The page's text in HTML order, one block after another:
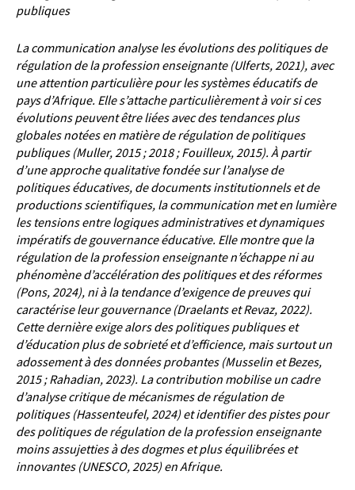
publiques
La communication analyse les évolutions des politiques de
régulation de la profession enseignante (Ulferts, 2021), avec
une attention particulière pour les systèmes éducatifs de
pays d’Afrique. Elle s’attache particulièrement à voir si ces
évolutions peuvent être liées avec des tendances plus
globales notées en matière de régulation de politiques
publiques (Muller, 2015 ; 2018 ; Fouilleux, 2015). À partir
d’une approche qualitative fondée sur l’analyse de
politiques éducatives, de documents institutionnels et de
productions scientifiques, la communication met en lumière
les tensions entre logiques administratives et dynamiques
impératifs de gouvernance éducative. Elle montre que la
régulation de la profession enseignante n’échappe ni au
phénomène d’accélération des politiques et des réformes
(Pons, 2024), ni à la tendance d’exigence de preuves qui
caractérise leur gouvernance (Draelants et Revaz, 2022).
Cette dernière exige alors des politiques publiques et
d’éducation plus de sobrieté et d’efficience, mais surtout un
adossement à des données probantes (Musselin et Bezes,
2015 ; Rahadian, 2023). La contribution mobilise un cadre
d’analyse critique de mécanismes de régulation de
politiques (Hassenteufel, 2024) et identifier des pistes pour
des politiques de régulation de la profession enseignante
moins assujetties à des dogmes et plus équilibrées et
innovantes (UNESCO, 2025) en Afrique.